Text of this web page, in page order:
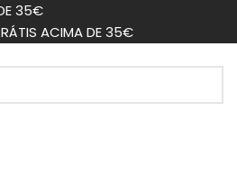
35€
ACIMA DE 35€